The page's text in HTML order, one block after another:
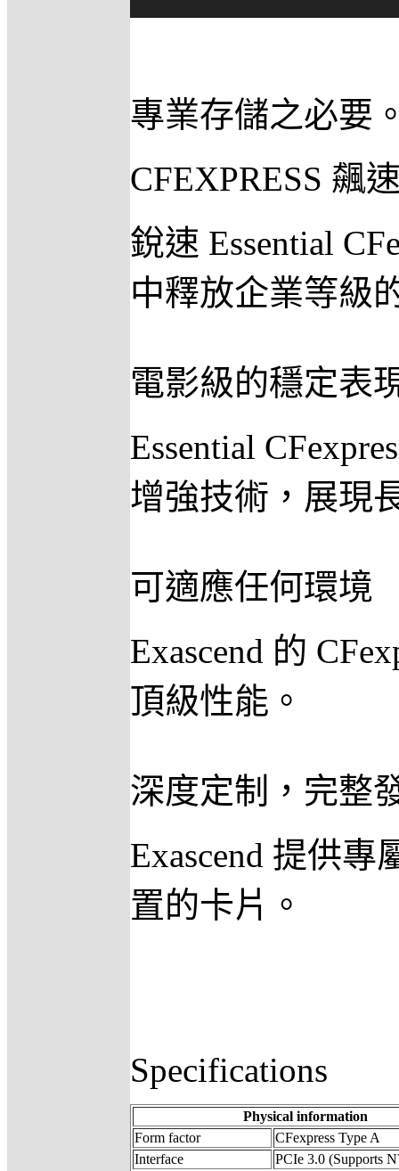
專業存儲之必要
CFEXPRESS 飆
銳速 Essential
中釋放企業等級
電影級的穩定表
Essential
增強技術，展現
可適應任何環境
Exascend 的
頂級性能。
深度定制，完整
Exascend 提供
置的卡片。
Specifications
Physical information
Form factor
CFexpress Type A
Interface
PCIe 3.0 (Supports